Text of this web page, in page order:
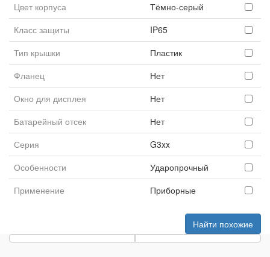
Цвет корпуса
Тёмно-серый
Класс защиты
IP65
Тип крышки
Пластик
Фланец
Нет
Окно для дисплея
Нет
Батарейный отсек
Нет
Серия
G3xx
Особенности
Ударопрочный
Применение
Приборные
Найти похожие